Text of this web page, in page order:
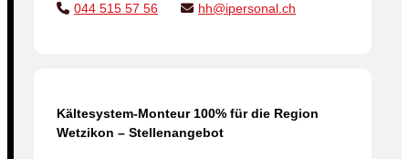
044 515 57 56 hh@ipersonal.ch
Kältesystem-Monteur 100% für die Region
Wetzikon – Stellenangebot